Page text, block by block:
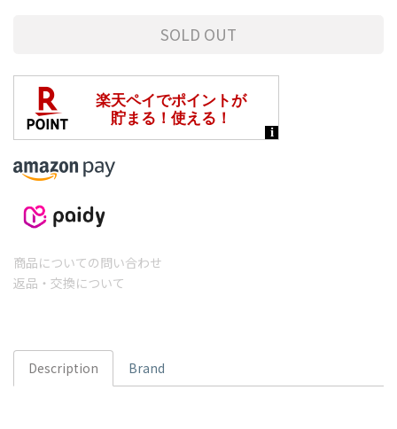
SOLD OUT
商品についての問い合わせ
返品・交換について
Description Brand